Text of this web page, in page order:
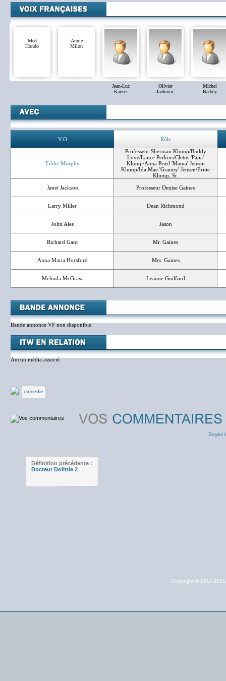
Med
Hondo
Annie
Milon
Jean-Luc
Kayser
Olivier
Jankovic
Michel
Barbey
V.O Rôle
Eddie Murphy
Professeur Sherman Klump/Buddy
Love/Lance Perkins/Cletus 'Papa'
Klump/Anna Pearl 'Mama' Jensen
Klump/Ida Mae 'Granny' Jensen/Ernie
Klump, Sr.
Janet Jackson
Professeur Denise Gaines
Larry Miller Dean Richmond
John Ales Jason
Richard Gant Mr. Gaines
Anna Maria Horsford Mrs. Gaines
Melinda McGraw Leanne Guilford
Bande annonce VF non disponible.
Aucun média associé.
comedie
Soyez
Définition précédente :
Docteur Dolittle 2
Copyright © 2011-